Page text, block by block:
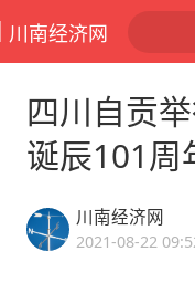
川南经济网
四川自贡
诞辰101周
川南经济网
2021-08-22